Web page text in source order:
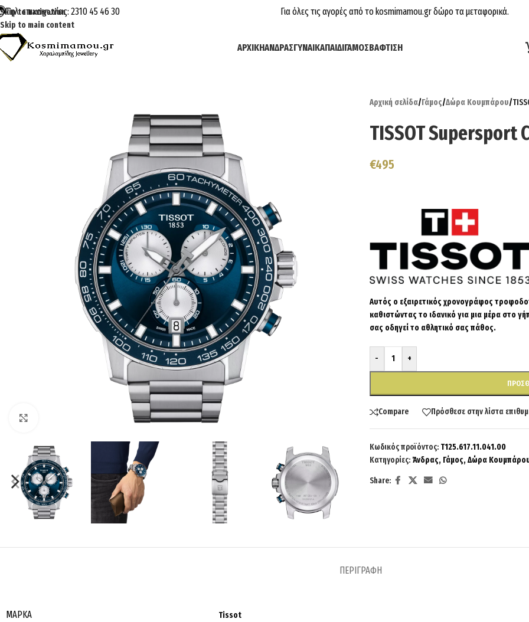
Skip to navigation
Skip to main content
Τηλ. επικοινωνίας: 2310 45 46 30 Για όλες τις αγορές από το kosmimamou.gr δώρο τα μεταφορικά.
ΑΡΧΙΚΉΆΝΔΡΑΣΓΥΝΑΊΚΑΠΑΙΔΊΓΆΜΟΣΒΆΦΤΙΣΗ
Αρχική σελίδα/Γάμος/Δώρα Κουμπάρου/
TISSOT Supersport
€495
Αυτός ο εξαιρετικός χρονογράφος
καθιστώντας το ιδανικό για μια μέρα στο
σας οδηγεί το αθλητικό σας πάθος.
- +
Compare Πρόσθεσε στην λίστα
Κωδικός προϊόντος: T125.617.11.041.00
Κατηγορίες: Άνδρας, Γάμος,Δώρα
Share:
ΠΕΡΙΓΡΑΦΉ
ΜΆΡΚΑ Tissot